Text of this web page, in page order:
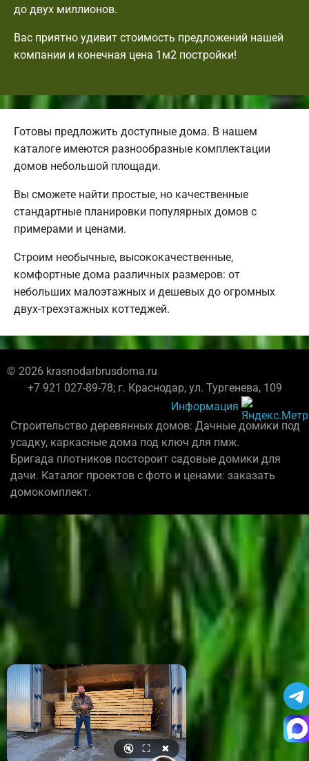
до двух миллионов.
Вас приятно удивит стоимость предложений нашей
компании и конечная цена 1м2 постройки!
Готовы предложить доступные дома. В нашем
каталоге имеются разнообразные комплектации
домов небольшой площади.
Вы сможете найти простые, но качественные
стандартные планировки популярных домов с
примерами и ценами.
Строим необычные, высококачественные,
комфортные дома различных размеров: от
небольших малоэтажных и дешевых до огромных
двух-трехэтажных коттеджей.
© 2026 krasnodarbrusdoma.ru
+7 921 027-89-78; г. Краснодар, ул. Тургенева, 109
Информация
Строительство деревянных домов: Дачные домики под
усадку, каркасные дома под ключ для пмж.
Бригада плотников постороит садовые домики для
дачи. Каталог проектов с фото и ценами: заказать
домокомплект.
🔇 ⛶ ✖